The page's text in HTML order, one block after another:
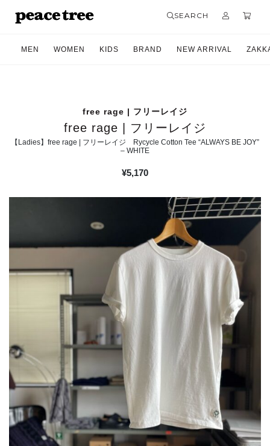
SEARCH
MEN WOMEN KIDS BRAND NEW ARRIVAL
free rage | フリーレイジ
free rage | フリーレイジ
【Ladies】free rage | フリーレイジ Rycycle Cotton Tee “ALWAYS BE JOY”
– WHITE
¥5,170